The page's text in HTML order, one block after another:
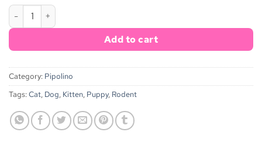
Pipolino® S+ quantity
Add to cart
Category: Pipolino
Tags:Cat, Dog, Kitten, Puppy, Rodent